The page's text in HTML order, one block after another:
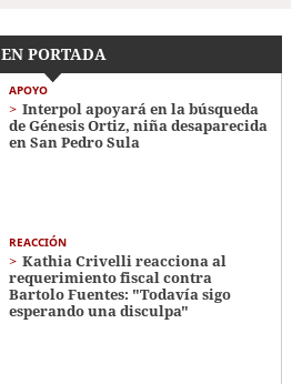
EN PORTADA
APOYO
Interpol apoyará en la búsqueda
de Génesis Ortiz, niña desaparecida
en San Pedro Sula
REACCIÓN
Kathia Crivelli reacciona al
requerimiento fiscal contra
Bartolo Fuentes: "Todavía sigo
esperando una disculpa"